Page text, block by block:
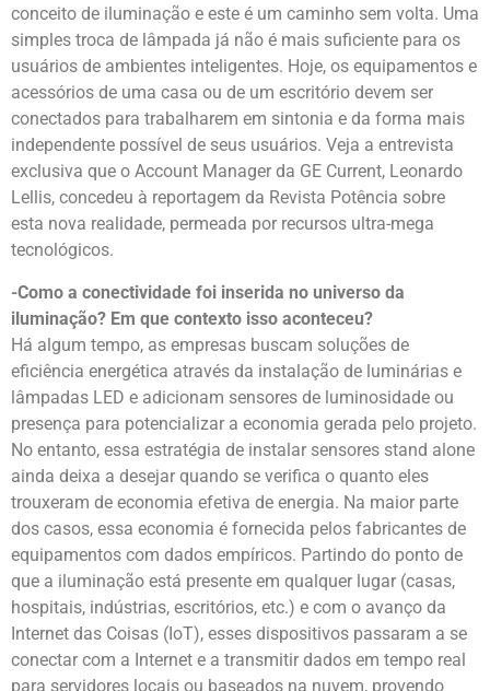
conceito de iluminação e este é um caminho sem volta. Uma
simples troca de lâmpada já não é mais suficiente para os
usuários de ambientes inteligentes. Hoje, os equipamentos e
acessórios de uma casa ou de um escritório devem ser
conectados para trabalharem em sintonia e da forma mais
independente possível de seus usuários. Veja a entrevista
exclusiva que o Account Manager da GE Current, Leonardo
Lellis, concedeu à reportagem da Revista Potência sobre
esta nova realidade, permeada por recursos ultra-mega
tecnológicos.
-Como a conectividade foi inserida no universo da
iluminação? Em que contexto isso aconteceu?
Há algum tempo, as empresas buscam soluções de
eficiência energética através da instalação de luminárias e
lâmpadas LED e adicionam sensores de luminosidade ou
presença para potencializar a economia gerada pelo projeto.
No entanto, essa estratégia de instalar sensores stand alone
ainda deixa a desejar quando se verifica o quanto eles
trouxeram de economia efetiva de energia. Na maior parte
dos casos, essa economia é fornecida pelos fabricantes de
equipamentos com dados empíricos. Partindo do ponto de
que a iluminação está presente em qualquer lugar (casas,
hospitais, indústrias, escritórios, etc.) e com o avanço da
Internet das Coisas (IoT), esses dispositivos passaram a se
conectar com a Internet e a transmitir dados em tempo real
para servidores locais ou baseados na nuvem, provendo